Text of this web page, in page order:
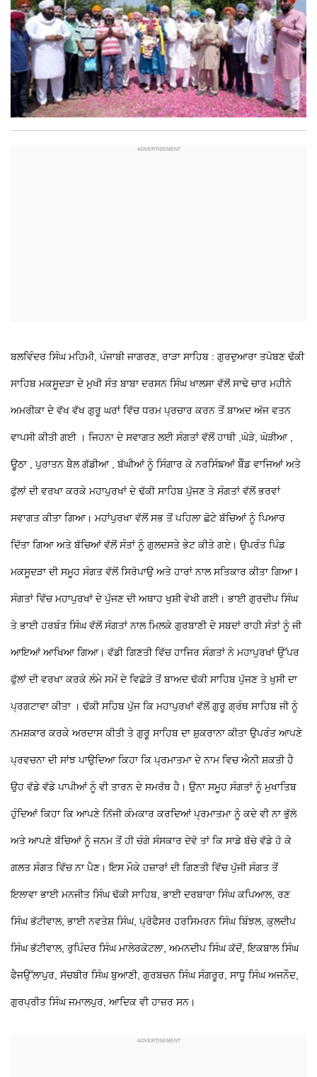
ਬਲਵਿੰਦਰ ਸਿੰਘ ਮਹਿਮੀ, ਪੰਜਾਬੀ ਜਾਗਰਣ, ਰਾੜਾ ਸਾਹਿਬ : ਗੁਰਦੁਆਰਾ ਤਪੋਬਣ ਢੱਕੀ
ਸਾਹਿਬ ਮਕਸੂਦੜਾ ਦੇ ਮੁਖੀ ਸੰਤ ਬਾਬਾ ਦਰਸਨ ਸਿੰਘ ਖਾਲਸਾ ਵੱਲੋਂ ਸਾਢੇ ਚਾਰ ਮਹੀਨੇ
ਅਮਰੀਕਾ ਦੇ ਵੱਖ ਵੱਖ ਗੁਰੂ ਘਰਾਂ ਵਿੱਚਧਰਮ ਪ੍ਰਚਾਰ ਕਰਨ ਤੋਂ ਬਾਅਦ ਅੱਜ ਵਤਨ
ਵਾਪਸੀ ਕੀਤੀ ਗਈ । ਜਿਹਨਾ ਦੇ ਸਵਾਗਤ ਲਈ ਸੰਗਤਾਂ ਵੱਲੋਂ ਹਾਥੀ ,ਘੋੜੇ, ਘੋੜੀਆ ,
ਊਠਾ , ਪੁਰਾਤਨ ਬੈਲ ਗੱਡੀਆ , ਬੱਘੀਆਂ ਨੂੰ ਸਿੰਗਾਰ ਕੇ ਨਰਸਿੰਙਆਂ ਬੈੰਡ ਵਾਜਿਆਂ ਅਤੇ
ਫੁੱਲਾਂ ਦੀ ਵਰਖਾ ਕਰਕੇ ਮਹਾਪੁਰਖਾਂ ਦੇ ਢੱਕੀ ਸਾਹਿਬ ਪੁੱਜਣ ਤੇ ਸੰਗਤਾਂ ਵੱਲੋਂ ਭਰਵਾਂ
ਸਵਾਗਤ ਕੀਤਾ ਗਿਆ। ਮਹਾਂਪੁਰਖਾ ਵੱਲੋਂ ਸਭ ਤੋਂ ਪਹਿਲਾ ਛੋਟੇ ਬੱਚਿਆਂ ਨੂੰ ਪਿਆਰ
ਦਿੱਤਾ ਗਿਆ ਅਤੇ ਬੱਚਿਆਂ ਵੱਲੋਂ ਸੰਤਾਂ ਨੂੰ ਗੁਲਦਸਤੇ ਭੇਟ ਕੀਤੇ ਗਏ। ਉਪਰੰਤ ਪਿੰਡ
ਮਕਸੂਦੜਾ ਦੀ ਸਮੂਹ ਸੰਗਤ ਵੱਲੋਂ ਸਿਰੋਪਾਉ ਅਤੇ ਹਾਰਾਂ ਨਾਲ ਸਤਿਕਾਰ ਕੀਤਾ ਗਿਆ I
ਸੰਗਤਾਂ ਵਿੱਚ ਮਹਾਪੁਰਖਾਂ ਦੇ ਪੁੱਜਣ ਦੀ ਅਥਾਹ ਖੁਸ਼ੀ ਵੇਖੀ ਗਈ।ਭਾਈ ਗੁਰਦੀਪ ਸਿੰਘ
ਤੇ ਭਾਈ ਹਰਬੰਤ ਸਿੰਘ ਵੱਲੋਂ ਸੰਗਤਾਂ ਨਾਲ ਮਿਲਕੇ ਗੁਰਬਾਣੀ ਦੇ ਸਬਦਾਂ ਰਾਹੀ ਸੰਤਾਂ ਨੂੰ ਜੀ
ਆਇਆਂ ਆਖਿਆ ਗਿਆ। ਵੱਡੀ ਗਿਣਤੀ ਵਿੱਚ ਹਾਜਿਰ ਸੰਗਤਾਂ ਨੇ ਮਹਾਪੁਰਖਾਂ ਉੱਪਰ
ਫੁੱਲਾਂ ਦੀ ਵਰਖਾ ਕਰਕੇ ਲੰਮੇ ਸਮੇਂ ਦੇ ਵਿਛੋੜੇ ਤੋਂ ਬਾਅਦ ਢੱਕੀ ਸਾਹਿਬ ਪੁੱਜਣ ਤੇ ਖੁਸੀ ਦਾ
ਪ੍ਰਗਟਾਵਾ ਕੀਤਾ । ਢੱਕੀ ਸਹਿਬ ਪੁੱਜ ਕਿ ਮਹਾਪੁਰਖਾਂ ਵੱਲੋਂ ਗੁਰੂ ਗ੍ਰੰਥ ਸਾਹਿਬ ਜੀ ਨੂੰ
ਨਮਸ਼ਕਾਰ ਕਰਕੇ ਅਰਦਾਸ ਕੀਤੀ ਤੇ ਗੁਰੂ ਸਾਹਿਬ ਦਾ ਸ਼ੁਕਰਾਨਾ ਕੀਤਾ ਉਪਰੰਤ ਆਪਣੇ
ਪ੍ਰਵਚਨਾ ਦੀ ਸਾਂਝ ਪਾਉਦਿਆ ਕਿਹਾ ਕਿ ਪ੍ਰਮਾਤਮਾ ਦੇ ਨਾਮ ਵਿਚ ਐਨੀ ਸ਼ਕਤੀ ਹੈ
ਉਹ ਵੱਡੇ ਵੱਡੇ ਪਾਪੀਆਂ ਨੂੰ ਵੀ ਤਾਰਨ ਦੇ ਸਮਰੱਥ ਹੈ। ਉਨਾ ਸਮੂਹ ਸੰਗਤਾਂ ਨੂੰ ਮੁਖਾਤਿਬ
ਹੁੰਦਿਆਂ ਕਿਹਾ ਕਿ ਆਪਣੇ ਨਿੱਜੀ ਕੰਮਕਾਰ ਕਰਦਿਆਂ ਪ੍ਰਮਾਤਮਾ ਨੂੰ ਕਦੇ ਵੀ ਨਾ ਭੁੱਲੋ
ਅਤੇ ਆਪਣੇ ਬੱਚਿਆਂ ਨੂੰ ਜਨਮ ਤੋਂ ਹੀ ਚੰਗੇ ਸੰਸਕਾਰ ਦੇਵੋ ਤਾਂ ਕਿ ਸਾਡੇ ਬੱਚੇ ਵੱਡੇ ਹੋ ਕੇ
ਗਲਤ ਸੰਗਤ ਵਿੱਚ ਨਾ ਪੈਣ।ਇਸ ਮੌਕੇ ਹਜ਼ਾਰਾਂ ਦੀ ਗਿਣਤੀ ਵਿੱਚ ਪੁੱਜੀ ਸੰਗਤ ਤੋਂ
ਇਲਾਵਾ ਭਾਈ ਮਨਜੀਤ ਸਿੰਘ ਢੱਕੀ ਸਾਹਿਬ, ਭਾਈ ਦਰਬਾਰਾ ਸਿੰਘ ਕਪਿਆਲ, ਰਣ
ਸਿੰਘ ਭੱਟੀਵਾਲ, ਭਾਈ ਨਵਤੇਸ਼ ਸਿੰਘ, ਪ੍ਰੋਫੈਸਰ ਹਰਸਿਮਰਨ ਸਿੰਘ ਬਿੰਝਲ, ਕੁਲਦੀਪ
ਸਿੰਘ ਭੱਟੀਵਾਲ, ਰੁਪਿੰਦਰ ਸਿੰਘ ਮਾਲੇਰਕੋਟਲਾ, ਅਮਨਦੀਪ ਸਿੰਘ ਕੱਦੋਂ, ਇਕਬਾਲ ਸਿੰਘ
ਫੈਜਉੱਲਾਪੁਰ, ਸੱਚਬੀਰ ਸਿੰਘ ਬੁਆਣੀ, ਗੁਰਬਚਨ ਸਿੰਘ ਸੰਗਰੂਰ, ਸਾਧੂ ਸਿੰਘ ਅਜਨੌਦ,
ਗੁਰਪ੍ਰੀਤ ਸਿੰਘ ਜਮਾਲਪੁਰ, ਆਦਿਕ ਵੀ ਹਾਜ਼ਰ ਸਨ।